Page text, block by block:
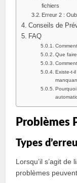
fichiers
Erreur 2 :
Conseils de
FAQ
Que
Existe-t-
Problèmes
Types
Lorsqu’il s’agit
problèmes